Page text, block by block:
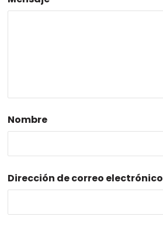
Nombre
Dirección de correo electrónico